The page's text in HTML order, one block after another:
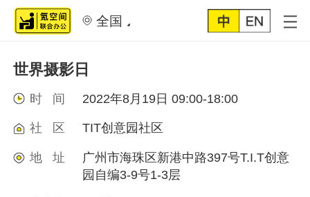
全国
世界摄影日
时 间 2022年8月19日 09:00-18:00
社 区 TIT创意园社区
地 址
广州市海珠区新港中路397号T.I.T创意
园自编3-9号1-3层